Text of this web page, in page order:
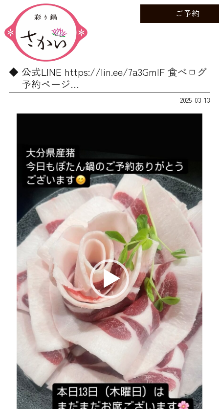
ご予約
公式LINE https://lin.ee/7a3GmIF 食べログ
予約ページ…
2025-03-13